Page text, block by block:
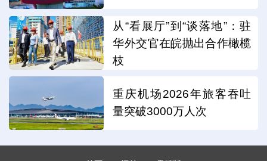
从“看展厅”到“谈落地”：驻
华外交官在皖抛出合作橄榄
枝
重庆机场2026年旅客吞吐
量突破3000万人次